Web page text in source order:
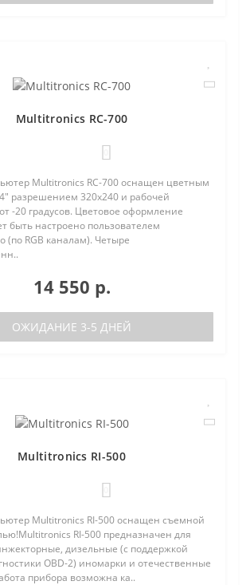
Multitronics RC-700
Multitronics RC-700 оснащен цветным
разрешением 320х240 и рабочей
-20 градусов. Цветовое оформление
быть настроено пользователем
(по RGB каналам). Четыре
14 550 р.
ОЖИДАНИЕ 3-5 ДНЕЙ
Multitronics RI-500
Multitronics RI-500 оснащен съемной
RI-500 предназначен для
дизельные (с поддержкой
OBD-2) иномарки и отечественные
прибора возможна ка..